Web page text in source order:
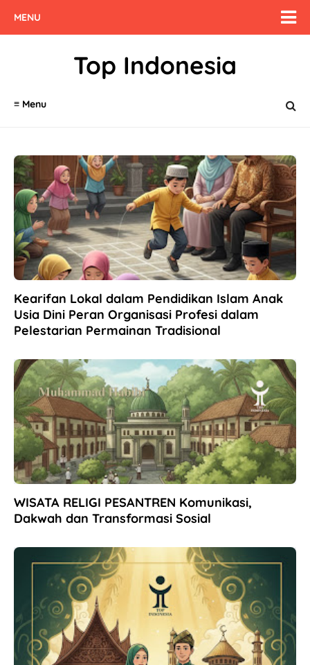
MENU
Top Indonesia
≡ Menu
Kearifan Lokal dalam Pendidikan Islam Anak
Usia Dini Peran Organisasi Profesi dalam
Pelestarian Permainan Tradisional
WISATA RELIGI PESANTREN Komunikasi,
Dakwah dan Transformasi Sosial